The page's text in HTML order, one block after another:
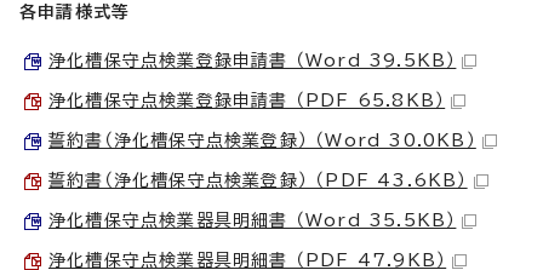
各申請様式等
浄化槽保守点検業登録申請書 （Word 39.5KB）
浄化槽保守点検業登録申請書 （PDF 65.8KB）
誓約書（浄化槽保守点検業登録） （Word 30.0KB）
誓約書（浄化槽保守点検業登録） （PDF 43.6KB）
浄化槽保守点検業器具明細書 （Word 35.5KB）
浄化槽保守点検業器具明細書 （PDF 47.9KB）